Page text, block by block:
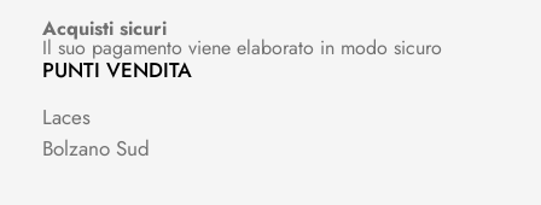
Acquisti sicuri
Il suo pagamento viene elaborato in modo sicuro
PUNTI VENDITA
Laces
Bolzano Sud